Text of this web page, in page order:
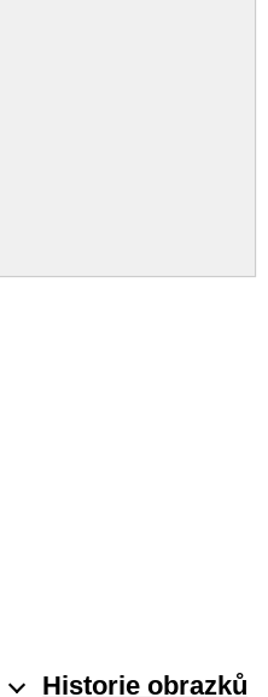
Historie obrazků